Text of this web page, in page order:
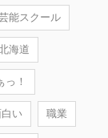
能スクール
海道
！
い 職業